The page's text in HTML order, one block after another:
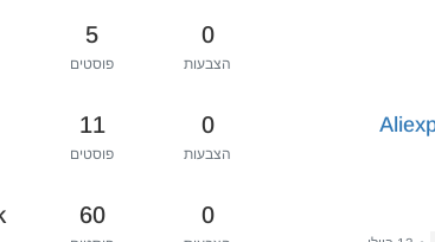
0
הצבעות
5
פוסטים
0
הצבעות
11
פוסטים
0
60